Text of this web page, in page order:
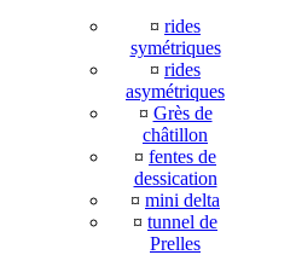
¤ rides
symétriques
¤ rides
asymétriques
¤ Grès de
châtillon
¤ fentes de
dessication
¤ mini delta
¤ tunnel de
Prelles